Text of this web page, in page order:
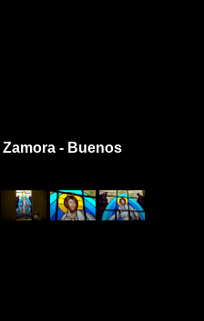
- Buenos